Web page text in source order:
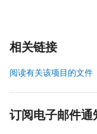
相关链接
阅读有关该项目的文件
订阅电子邮件通